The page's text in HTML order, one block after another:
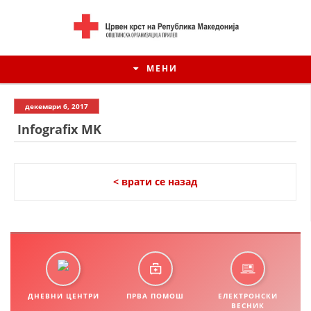
МЕНИ
ИСТОРИЈАТ НА ЦКРСМ
ИСТОРИЈАТ НА ДВИЖЕЊЕТО
декември 6, 2017
Infografix MK
< врати се назад
ДНЕВНИ ЦЕНТРИ ПРВА ПОМОШ
ЕЛЕКТРОНСКИ
ВЕСНИК